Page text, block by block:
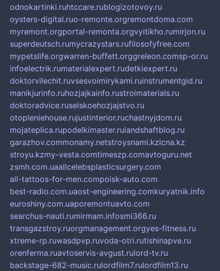
odnokartinki.ruhtccare.rublogizotovoy.ru
oysters-digital.ruo-remonte.orgremontdoma.com
myremont.orgportal-remonta.orgvyitikho.rumirjon.ru
superdeutsch.rumycrazystars.rufilosofyfree.com
mypetslife.orgwarren-buffett.orggreleon.comsp-or.ru
infoelectrik.rumaterialexpert.rudetkiexpert.ru
doktorvilechit.ruvsesvoimirykami.ruinstrumentgid.ru
manikjurinfo.ruhozjajkainfo.rustroimaterials.ru
doktoradvice.ruselskoehozjajstvo.ru
otopleniehouse.rujustinterior.ruchastnyjdom.ru
mojateplica.rupodelkimaster.rulandshaftblog.ru
garazhov.commonamy.netstroysnami.kzlcna.kz
stroyu.kzmy-vesta.comtimeszp.comavtoguru.net
zsmh.com.uaallcelebsplasticsurgery.com
all-tattoos-for-men.compoisk-auto.com
best-radio.com.uaost-engineering.comkuryatnik.info
euroshiny.com.uaporemontuavto.com
searchus-nauti.rumirmam.infosmi366.ru
transgazstroy.ruorgmanagement.orgyes-fitness.ru
xtreme-rp.ruwasdpvp.ruvoda-otri.rutishinapve.ru
orenferma.ruavtoservis-avgust.rulord-tv.ru
backstage-682-music.rulordfilm7.rulordfilm13.ru